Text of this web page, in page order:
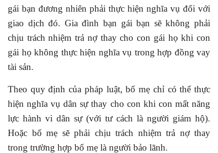
gái bạn đương nhiên phải thực hiện nghĩa vụ đối với
giao dịch đó. Gia đình bạn gái bạn sẽ không phải
chịu trách nhiệm trả nợ thay cho con gái họ khi con
gái họ không thực hiện nghĩa vụ trong hợp đồng vay
tài sản.
Theo quy định của pháp luật, bố mẹ chỉ có thể thực
hiện nghĩa vụ dân sự thay cho con khi con mất năng
lực hành vi dân sự (với tư cách là người giám hộ).
Hoặc bố mẹ sẽ phải chịu trách nhiệm trả nợ thay
trong trường hợp bố mẹ là người bảo lãnh.